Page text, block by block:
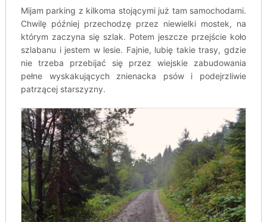
Mijam parking z kilkoma stojącymi już tam samochodami.
Chwilę później przechodzę przez niewielki mostek, na
którym zaczyna się szlak. Potem jeszcze przejście koło
szlabanu i jestem w lesie. Fajnie, lubię takie trasy, gdzie
nie trzeba przebijać się przez wiejskie zabudowania
pełne wyskakujących znienacka psów i podejrzliwie
patrzącej starszyzny.